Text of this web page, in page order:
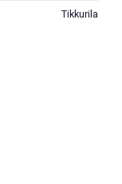
Tikkurila